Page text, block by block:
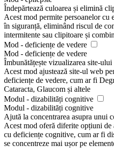
Îndepărtează culoarea și elimină
Acest mod permite persoanelor cu
în siguranță, eliminând riscul de
intermitente sau clipitoare și
Mod - deficiențe de vedere
Mod - deficiențe de vedere
Îmbunătățește vizualizarea site-
Acest mod ajustează site-ul web
deficiențe de vedere, cum ar fi
Cataracta, Glaucom și altele
Modul - dizabilități cognitive
Modul - dizabilități cognitive
Ajută la concentrarea asupra unui
Acest mod oferă diferite opțiuni
cu deficiențe cognitive, cum ar fi
se concentreze mai ușor pe